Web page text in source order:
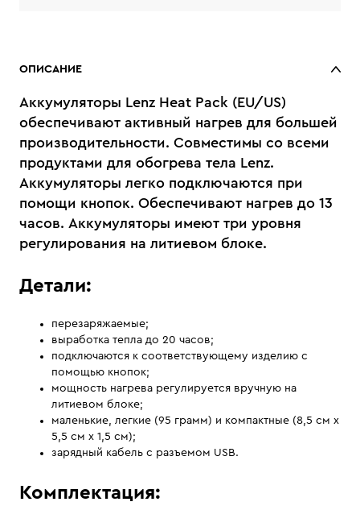
ОПИСАНИЕ
Аккумуляторы Lenz Heat Pack (EU/US)
обеспечивают активный нагрев для большей
производительности. Совместимы со всеми
продуктами для обогрева тела Lenz.
Аккумуляторы легко подключаются при
помощи кнопок. Обеспечивают нагрев до 13
часов. Аккумуляторы имеют три уровня
регулирования на литиевом блоке.
Детали:
перезаряжаемые;
выработка тепла до 20 часов;
подключаются к соответствующему изделию с
помощью кнопок;
мощность нагрева регулируется вручную на
литиевом блоке;
маленькие, легкие (95 грамм) и компактные (8,5 см х
5,5 см х 1,5 см);
зарядный кабель с разъемом USB.
Комплектация: